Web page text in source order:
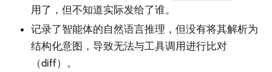
用了，但不知道实际发给了谁。
记录了智能体的自然语言推理，但没有将其解析为
结构化意图，导致无法与工具调用进行比对
（diff）。